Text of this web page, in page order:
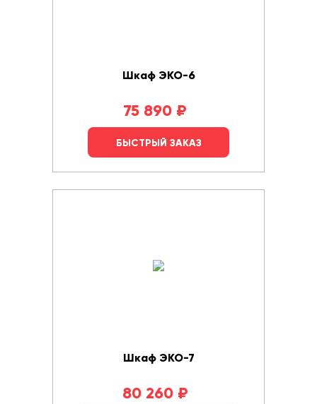
Шкаф ЭКО-6
75 890 ₽
БЫСТРЫЙ ЗАКАЗ
Шкаф ЭКО-7
80 260 ₽